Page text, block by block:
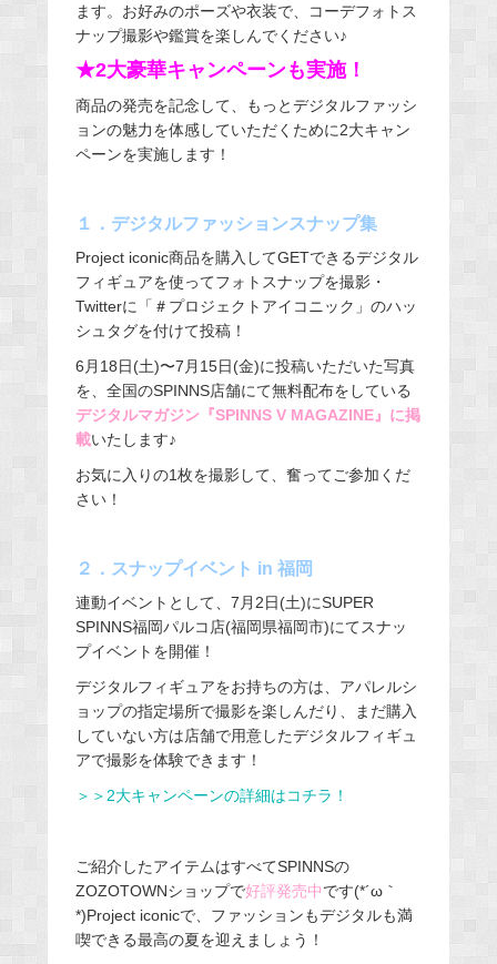
ます。お好みのポーズや衣装で、コーデフォトス
ナップ撮影や鑑賞を楽しんでください♪
★2大豪華キャンペーンも実施！
商品の発売を記念して、もっとデジタルファッシ
ョンの魅力を体感していただくために2大キャン
ペーンを実施します！
１．デジタルファッションスナップ集
Project iconic商品を購入してGETできるデジタル
フィギュアを使ってフォトスナップを撮影・
Twitterに「＃プロジェクトアイコニック」のハッ
シュタグを付けて投稿！
6月18日(土)〜7月15日(金)に投稿いただいた写真
を、全国のSPINNS店舗にて無料配布をしている
デジタルマガジン『SPINNS V MAGAZINE』に掲
載いたします♪
お気に入りの1枚を撮影して、奮ってご参加くだ
さい！
２．スナップイベント in 福岡
連動イベントとして、7月2日(土)にSUPER
SPINNS福岡パルコ店(福岡県福岡市)にてスナッ
プイベントを開催！
デジタルフィギュアをお持ちの方は、アパレルシ
ョップの指定場所で撮影を楽しんだり、まだ購入
していない方は店舗で用意したデジタルフィギュ
アで撮影を体験できます！
＞＞2大キャンペーンの詳細はコチラ！
ご紹介したアイテムはすべてSPINNSの
ZOZOTOWNショップで好評発売中です(*´ω｀
*)Project iconicで、ファッションもデジタルも満
喫できる最高の夏を迎えましょう！